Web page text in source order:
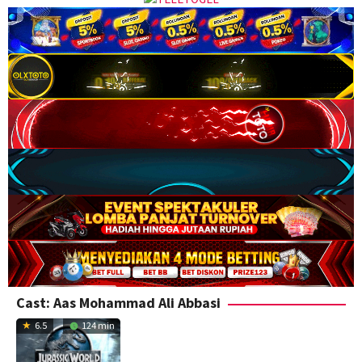
Cast: Aas Mohammad Ali Abbasi
6.5 124 min